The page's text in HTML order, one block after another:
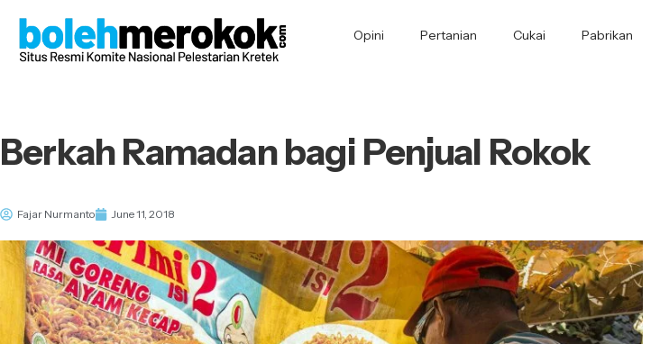
Opini Pertanian Cukai Pabrikan
Berkah Ramadan bagi Penjual Rokok
Fajar Nurmanto June 11, 2018